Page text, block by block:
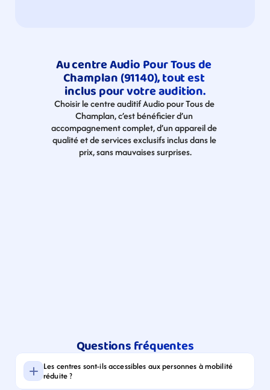
Au centre Audio Pour Tous de
Champlan (91140), tout est
inclus pour votre audition.
Choisir le centre auditif Audio pour Tous de
Champlan, c’est bénéficier d’un
accompagnement complet, d’un appareil de
qualité et de services exclusifs inclus dans le
prix, sans mauvaises surprises.
Questions fréquentes
Les centres sont-ils accessibles aux personnes à mobilité
réduite ?